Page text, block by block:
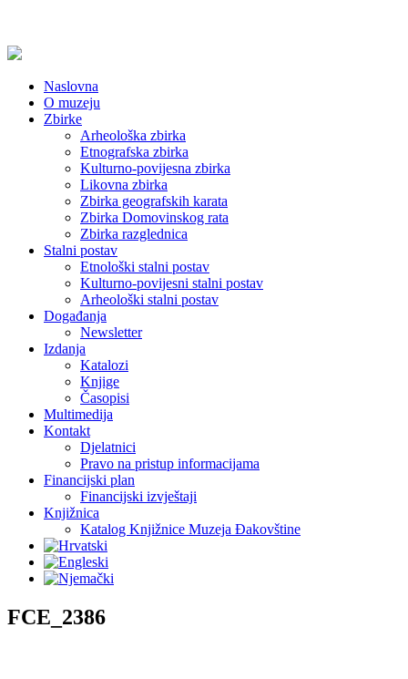
Naslovna
O muzeju
Zbirke
Arheološka zbirka
Etnografska zbirka
Kulturno-povijesna zbirka
Likovna zbirka
Zbirka geografskih karata
Zbirka Domovinskog rata
Zbirka razglednica
Stalni postav
Etnološki stalni postav
Kulturno-povijesni stalni postav
Arheološki stalni postav
Događanja
Newsletter
Izdanja
Katalozi
Knjige
Časopisi
Multimedija
Kontakt
Djelatnici
Pravo na pristup informacijama
Financijski plan
Financijski izvještaji
Knjižnica
Katalog Knjižnice Muzeja Đakovštine
FCE_2386